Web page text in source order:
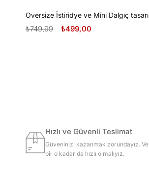
₺499,00
₺749,99
Hızlı ve Güvenli Teslimat
Güveninizi kazanmak zorundayız. Ve
bir o kadar da hızlı olmalıyız.